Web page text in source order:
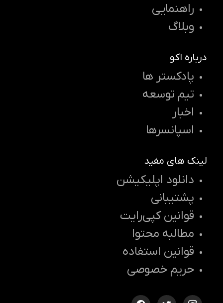
راهنمایی
وبلاگ
درباره اکو
پادکستر ها
تیم توسعه
اخبار
اسپانسرها
لینک های مفید
دانلود اپلیکیشن
پشتیبانی
قوانین کپی‌رایت
مطالبه محتوا
قوانین استفاده
حریم خصوصی